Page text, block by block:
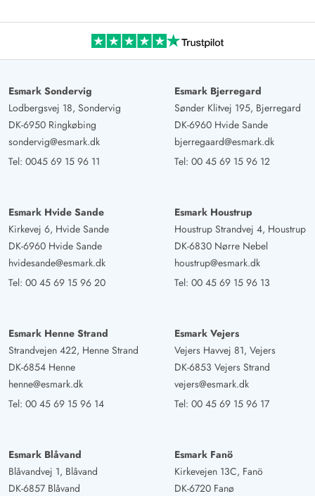
Esmark Sondervig
Lodbergsvej 18, Sondervig
DK-6950 Ringkøbing
sondervig@esmark.dk
Tel: 0045 69 15 96 11
Esmark Bjerregard
Sønder Klitvej 195, Bjerregard
DK-6960 Hvide Sande
bjerregaard@esmark.dk
Tel: 00 45 69 15 96 12
Esmark Hvide Sande
Kirkevej 6, Hvide Sande
DK-6960 Hvide Sande
hvidesande@esmark.dk
Tel: 00 45 69 15 96 20
Esmark Houstrup
Houstrup Strandvej 4, Houstrup
DK-6830 Nørre Nebel
houstrup@esmark.dk
Tel: 00 45 69 15 96 13
Esmark Henne Strand
Strandvejen 422, Henne Strand
DK-6854 Henne
henne@esmark.dk
Tel: 00 45 69 15 96 14
Esmark Vejers
Vejers Havvej 81, Vejers
DK-6853 Vejers Strand
vejers@esmark.dk
Tel: 00 45 69 15 96 17
Esmark Blåvand
Blåvandvej 1, Blåvand
DK-6857 Blåvand
Esmark Fanö
Kirkevejen 13C, Fanö
DK-6720 Fanø